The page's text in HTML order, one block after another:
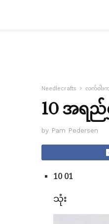
Needlecrafts လက်ဝါး
10 အရည်ရွှ
by Pam Pedersen
10 01
သုံး